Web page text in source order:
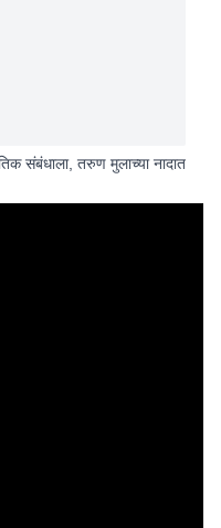
संबंधाला, तरुण मुलाच्या नादात